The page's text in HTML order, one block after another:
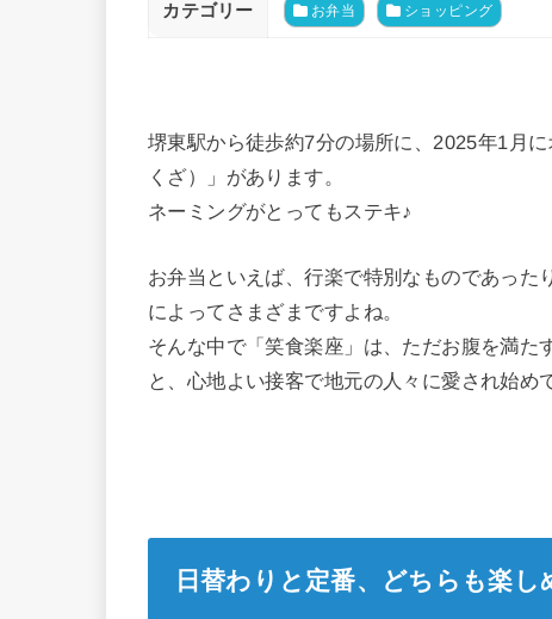
カテゴリー お弁当 ショッピング
堺東駅から徒歩約7分の場所に、2025年1月
くざ）」があります。
ネーミングがとってもステキ♪
お弁当といえば、行楽で特別なものであった
によってさまざまですよね。
そんな中で「笑食楽座」は、ただお腹を満た
と、心地よい接客で地元の人々に愛され始め
日替わりと定番、どちらも楽し